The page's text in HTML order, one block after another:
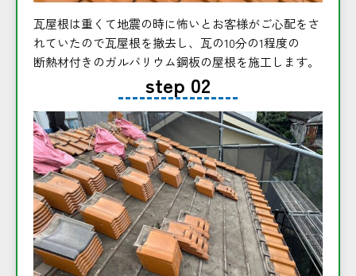
瓦屋根は重くて地震の時に怖いとお客様がご心配をさ
れていたので瓦屋根を撤去し、瓦の10分の1程度の
断熱材付きのガルバリウム鋼板の屋根を施工します。
step 02